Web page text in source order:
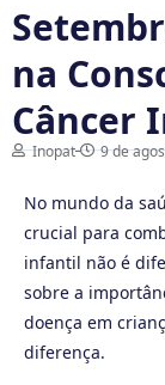
na
Câncer
Inopat 9 de
No mundo da
crucial para
infantil não é
sobre a
doença em
diferença.